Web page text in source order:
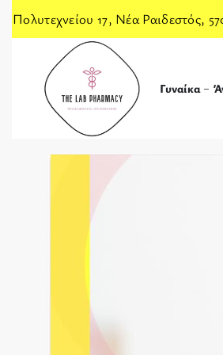
Πολυτεχνείου 17, Νέα Ραιδεστός,
Γυναίκα